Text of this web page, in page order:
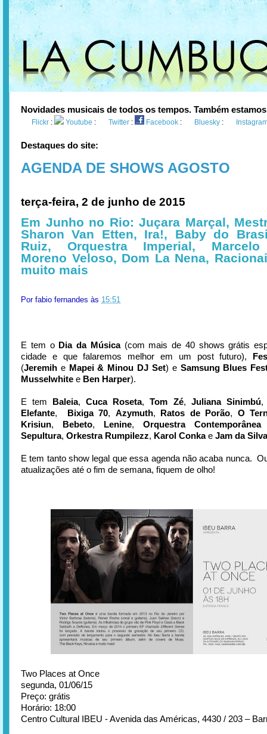
Novidades musicais de todos os tempos. Também
Flickr : Youtube : Twitter : Facebook : Bluesky :
Destaques do site:
AGENDA DE SHOWS AGOSTO
terça-feira, 2 de junho de 2015
Em Junho no Rio: Juçara Marçal,
Sharon Van Etten, Ira!, Baby do
Ruiz, Orquestra Imperial, Marcelo
Moreno Veloso, Dom La Nena,
muito mais
Por fabio fernandes às 15:51
E tem o Dia da Música(com mais de 40 shows grátis
cidade e que falaremos melhor em um post futuro),
(Jeremih e Mapei & Minou DJ Set) e Samsung Blues
Musselwhite e Ben Harper).
E tem Baleia,Cuca Roseta,Tom Zé, Juliana Sinimbú
Elefante, Bixiga 70, Azymuth, Ratos de Porão, O
Krisiun, Bebeto, Lenine, Orquestra
Sepultura, Orkestra Rumpilezz, Karol Conkae Jam da Silva
E tem tanto show legal que essa agenda não acaba nunca.
atualizações até o fim de semana, fiquem de olho!
Two Places at Once
segunda, 01/06/15
Preço: grátis
Horário: 18:00
Centro Cultural IBEU - Avenida das Américas, 4430 / 203 –